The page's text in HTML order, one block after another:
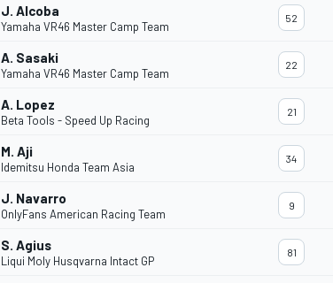
J. Alcoba
Yamaha VR46 Master Camp Team
52
A. Sasaki
Yamaha VR46 Master Camp Team
22
A. Lopez
Beta Tools - Speed Up Racing
21
M. Aji
Idemitsu Honda Team Asia
34
J. Navarro
OnlyFans American Racing Team
9
S. Agius
Liqui Moly Husqvarna Intact GP
81